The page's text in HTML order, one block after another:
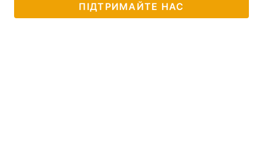
ПІДТРИМАЙТЕ НАС